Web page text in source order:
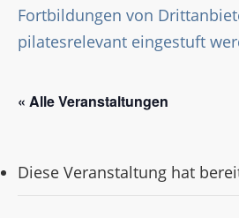
Fortbildungen von
pilatesrelevant eingestuft
« Alle Veranstaltungen
Diese Veranstaltung hat